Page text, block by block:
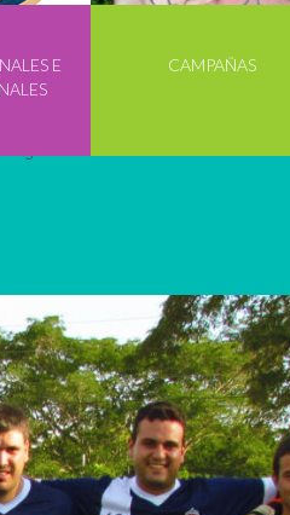
E
CAMPAÑAS
y apoyo del RDO Futbol